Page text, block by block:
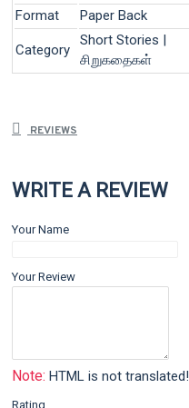
Format
Paper Back
Category
Short Stories |
சிறுகதைகள்
REVIEWS
WRITE A REVIEW
Your Name
Your Review
Note: HTML is not translated!
Rating